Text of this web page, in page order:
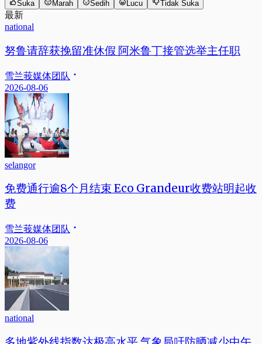
Suka Marah Sedih Lucu Tidak Suka
最新
national
努鲁请辞获挽留准休假 阿米鲁丁接管选举主任职
雪兰莪媒体团队
2026-08-06
selangor
免费通行逾8个月结束 Eco Grandeur收费站明起收
费
雪兰莪媒体团队
2026-08-06
national